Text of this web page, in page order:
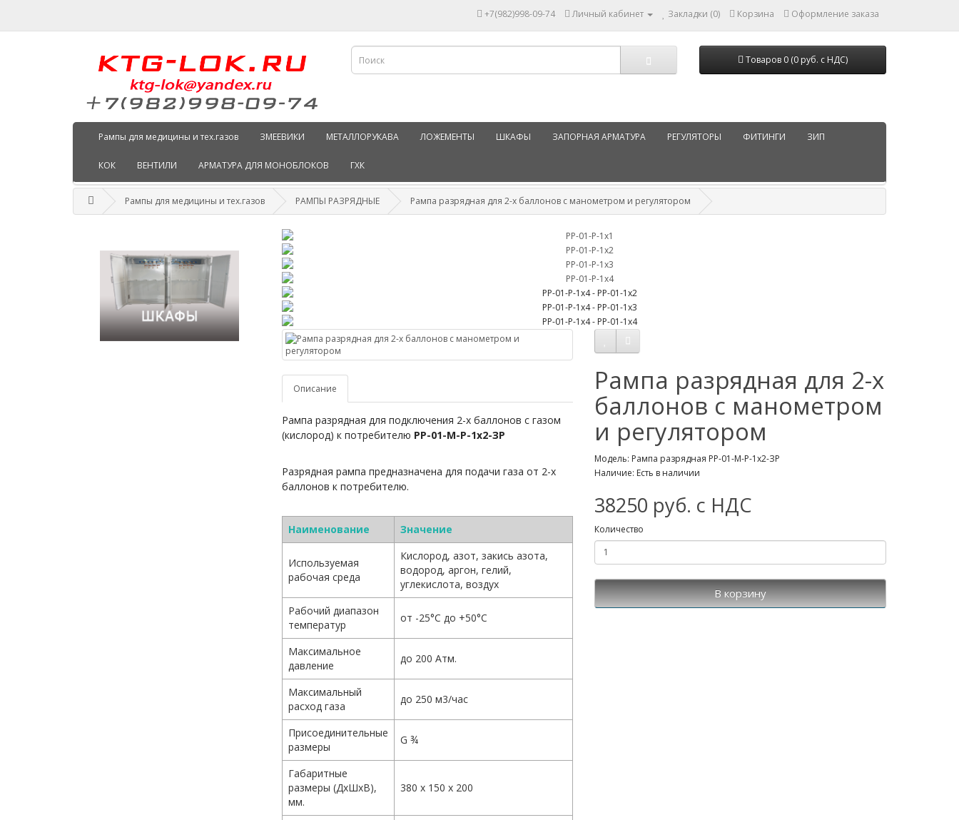
+7(982)998-09-74 Личный кабинет Закладки (0) Корзина Оформление заказа
Товаров 0 (0 руб. с НДС)
Рампы для медицины и тех.газов ЗМЕЕВИКИ МЕТАЛЛОРУКАВА ЛОЖЕМЕНТЫ ШКАФЫ ЗАПОРНАЯ АРМАТУРА РЕГУЛЯТОРЫ ФИТИНГИ ЗИП
КОК ВЕНТИЛИ АРМАТУРА ДЛЯ МОНОБЛОКОВ ГХК
Рампы для медицины и тех.газов РАМПЫ РАЗРЯДНЫЕ Рампа разрядная для 2-х баллонов с манометром и регулятором
Описание
Рампа разрядная для подключения 2-х баллонов с газом
(кислород) к потребителю РР-01-М-Р-1х2-ЗР
Разрядная рампа предназначена для подачи газа от 2-х
баллонов к потребителю.
Наименование Значение
Используемая
рабочая среда
Кислород, азот, закись азота,
водород, аргон, гелий,
углекислота, воздух
Рабочий диапазон
температур
от -25°С до +50°С
Максимальное
давление
до 200 Атм.
Максимальный
расход газа
до 250 м3/час
Присоединительные
размеры
G ¾
Габаритные
размеры (ДхШхВ),
мм.
380 х 150 х 200
Рампа разрядная для 2-х
баллонов с манометром
и регулятором
Модель: Рампа разрядная РР-01-М-Р-1х2-ЗР
Наличие: Есть в наличии
38250 руб. с НДС
Количество
В корзину